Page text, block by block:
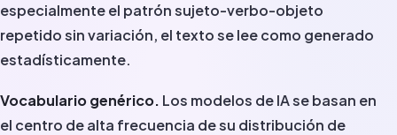
especialmente el patrón sujeto-verbo-objeto
repetido sin variación, el texto se lee como generado
estadísticamente.
Vocabulario genérico. Los modelos de IA se basan en
el centro de alta frecuencia de su distribución de